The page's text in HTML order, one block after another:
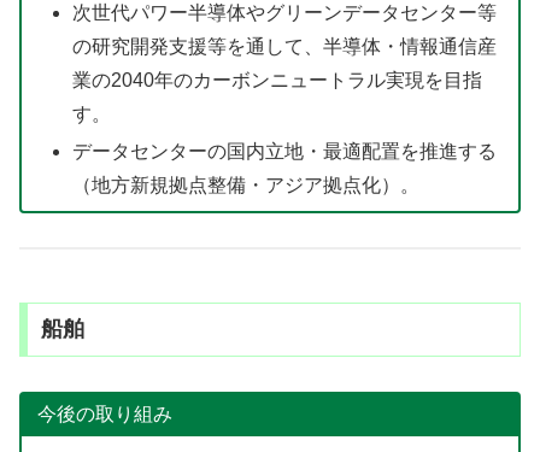
次世代パワー半導体やグリーンデータセンター等
の研究開発支援等を通して、半導体・情報通信産
業の2040年のカーボンニュートラル実現を目指
す。
データセンターの国内立地・最適配置を推進する
（地方新規拠点整備・アジア拠点化）。
船舶
今後の取り組み